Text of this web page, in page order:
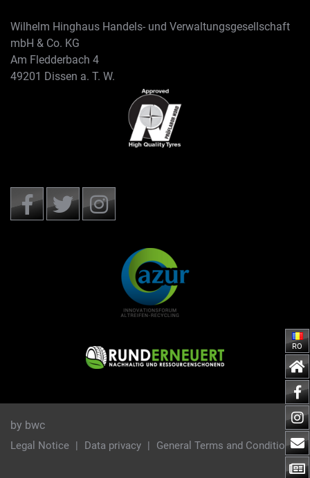
RO
Wilhelm Hinghaus Handels- und Verwaltungsgesellschaft
mbH & Co. KG
Am Fledderbach 4
49201 Dissen a. T. W.
by bwc
Legal Notice Data privacy General Terms and Conditions